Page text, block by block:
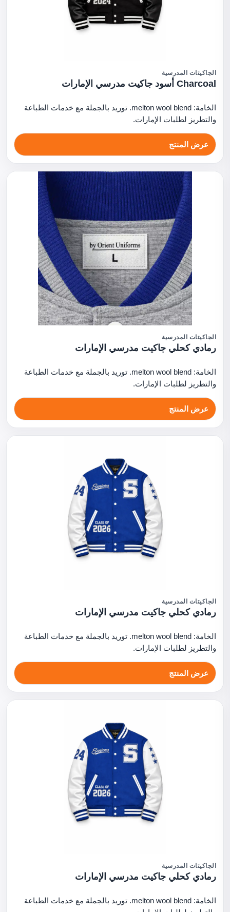
الجاكيتات المدرسية
Charcoal أسود جاكيت مدرسي الإمارات
الخامة: melton wool blend. توريد بالجملة مع خدمات الطباعة
والتطريز لطلبات الإمارات.
عرض المنتج
الجاكيتات المدرسية
رمادي كحلي جاكيت مدرسي الإمارات
الخامة: melton wool blend. توريد بالجملة مع خدمات الطباعة
والتطريز لطلبات الإمارات.
عرض المنتج
الجاكيتات المدرسية
رمادي كحلي جاكيت مدرسي الإمارات
الخامة: melton wool blend. توريد بالجملة مع خدمات الطباعة
والتطريز لطلبات الإمارات.
عرض المنتج
الجاكيتات المدرسية
رمادي كحلي جاكيت مدرسي الإمارات
الخامة: melton wool blend. توريد بالجملة مع خدمات الطباعة